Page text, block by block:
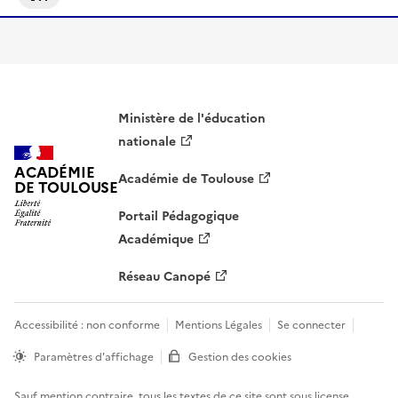
S'abonner À Géographie
ACADÉMIE
DE TOULOUSE
Ministère de l'éducation
nationale
Académie de Toulouse
Portail Pédagogique
Académique
Réseau Canopé
Accessibilité : non conforme Mentions Légales
Se connecter
Paramètres d'affichage
Gestion des cookies